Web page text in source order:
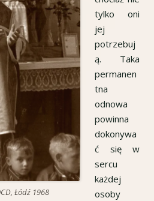
Łódź 1968
tylko oni
jej
potrzebuj
ą. Taka
permanen
tna
odnowa
powinna
dokonywa
ć się w
sercu
każdej
osoby